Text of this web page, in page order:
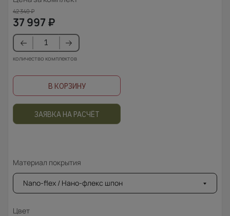
42 340₽
37 997 ₽
количество комплектов
В КОРЗИНУ
ЗАЯВКА НА РАСЧЁТ
Материал покрытия
Nano-flex / Нано-флекс шпон
Цвет